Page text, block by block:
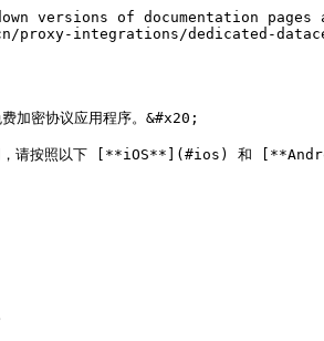
versions of documentation pages
proxy-integrations/dedicated-
密协议应用程序。&#x20;
请按照以下 [**iOS**](#ios) 和